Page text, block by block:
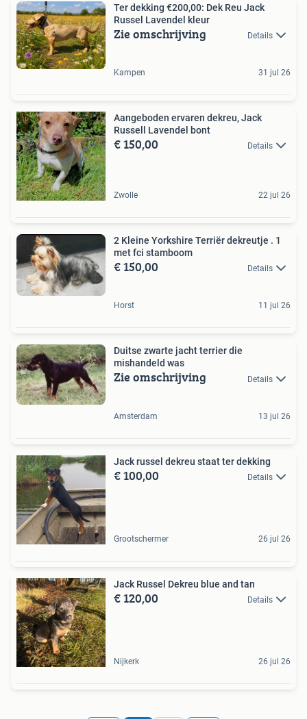
Ter dekking €200,00: Dek Reu Jack
Russel Lavendel kleur
Zie omschrijving Details
Kampen 31 jul 26
Aangeboden ervaren dekreu, Jack
Russell Lavendel bont
€ 150,00 Details
Zwolle 22 jul 26
2 Kleine Yorkshire Terriër dekreutje . 1
met fci stamboom
€ 150,00 Details
Horst 11 jul 26
Duitse zwarte jacht terrier die
mishandeld was
Zie omschrijving Details
Amsterdam 13 jul 26
Jack russel dekreu staat ter dekking
€ 100,00 Details
Grootschermer 26 jul 26
Jack Russel Dekreu blue and tan
€ 120,00 Details
Nijkerk 26 jul 26